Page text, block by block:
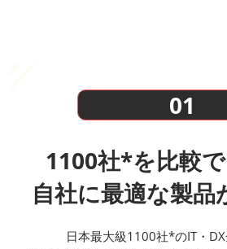
01
1100社*を比較
自社に最適な製品
日本最大級1100社*のIT・DX